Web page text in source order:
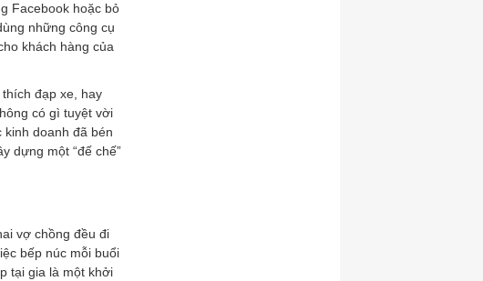
Facebook hoặc bỏ
những công cụ
khách hàng của
đạp xe, hay
có gì tuyệt vời
doanh đã bén
dựng một “đế chế”
vợ chồng đều đi
bếp núc mỗi buổi
tại gia là một khởi